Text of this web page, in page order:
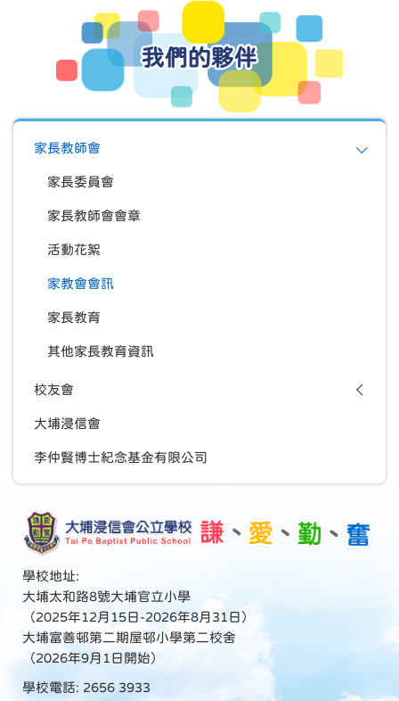
我們的夥伴
家長教師會
家長委員會
家長教師會會章
活動花絮
家教會會訊
家長教育
其他家長教育資訊
校友會
大埔浸信會
李仲賢博士紀念基金有限公司
學校地址:
大埔太和路8號大埔官立小學
（2025年12月15日-2026年8月31日）
大埔富善邨第二期屋邨小學第二校舍
（2026年9月1日開始）
學校電話: 2656 3933